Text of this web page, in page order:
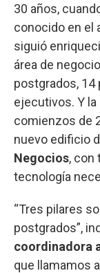
30 años,
conocido en el
siguió
área de
postgrados, 14
ejecutivos. Y
comienzos de
nuevo edificio
Negocios, con
tecnología
“Tres pilares
postgrados”,
coordinadora
que llamamos